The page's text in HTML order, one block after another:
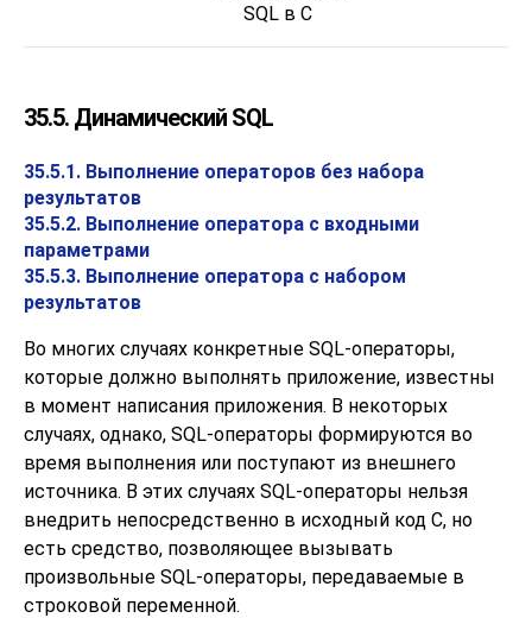
SQL в C
35.5. Динамический SQL
35.5.1. Выполнение операторов без набора
результатов
35.5.2. Выполнение оператора с входными
параметрами
35.5.3. Выполнение оператора с набором
результатов
Во многих случаях конкретные SQL-операторы,
которые должно выполнять приложение, известны
в момент написания приложения. В некоторых
случаях, однако, SQL-операторы формируются во
время выполнения или поступают из внешнего
источника. В этих случаях SQL-операторы нельзя
внедрить непосредственно в исходный код C, но
есть средство, позволяющее вызывать
произвольные SQL-операторы, передаваемые в
строковой переменной.